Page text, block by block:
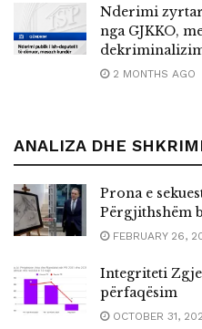
Nderimi
nga GJKKO,
2 MONTHS AGO
ANALIZA DHE
Prona e
Përgjithshëm
FEBRUARY 26,
Integriteti
përfaqësim
OCTOBER 31,